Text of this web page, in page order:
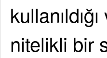
nitelikli bir